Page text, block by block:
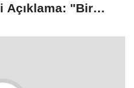
Açıklama: "Bir